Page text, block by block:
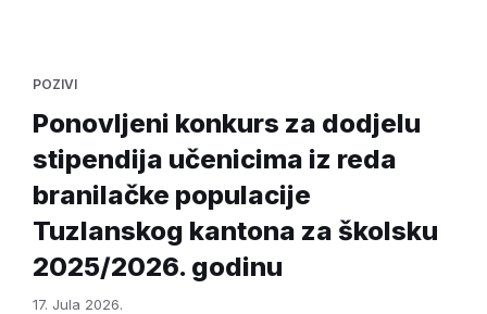
POZIVI
Ponovljeni konkurs za dodjelu
stipendija učenicima iz reda
branilačke populacije
Tuzlanskog kantona za školsku
2025/2026. godinu
17. Jula 2026.